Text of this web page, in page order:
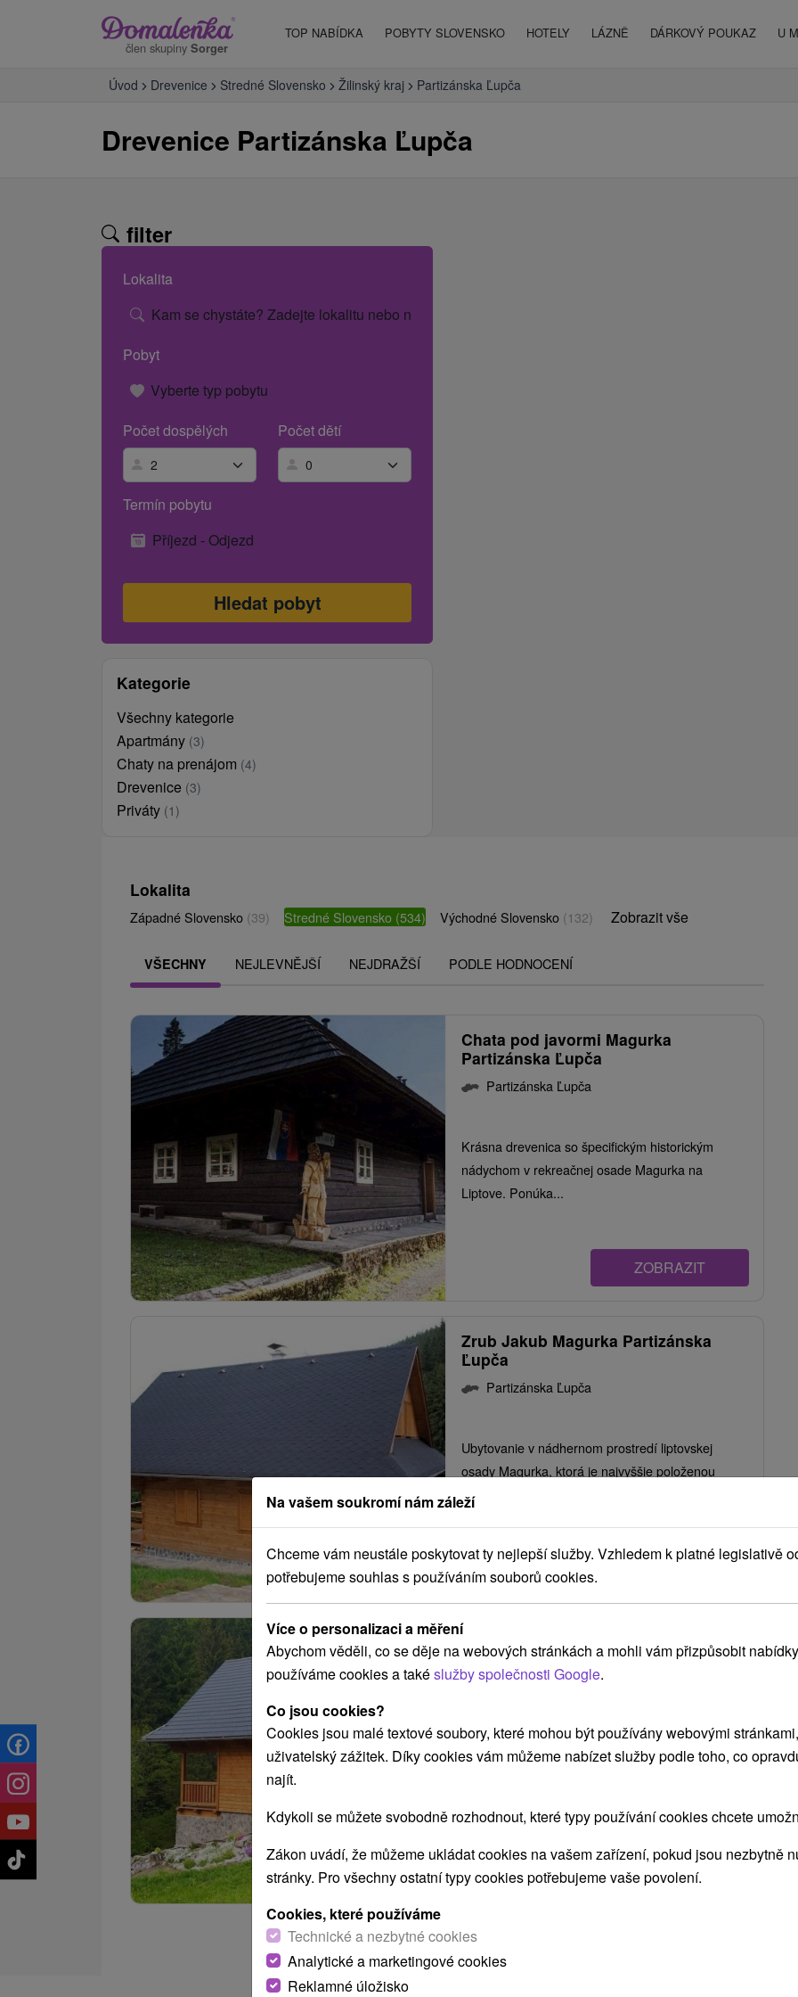
člen skupiny Sorger
TOP NABÍDKA POBYTY SLOVENSKO HOTELY LÁZNĚ DÁRKOVÝ POUKAZ U
Úvod Drevenice Stredné Slovensko Žilinský kraj Partizánska Ľupča
Drevenice Partizánska Ľupča
filter
Lokalita
Kam se chystáte? Zadejte lokalitu nebo název hotelu.
Pobyt
Vyberte typ pobytu
Počet dospělých
Počet dětí
Termín pobytu
Příjezd - Odjezd
Kategorie
Všechny kategorie
Apartmány (3)
Chaty na prenájom (4)
Drevenice (3)
Priváty (1)
Lokalita
Západné Slovensko (39) Stredné Slovensko (534) Východné Slovensko (132) Zobrazit vše
VŠECHNY NEJLEVNĚJŠÍ NEJDRAŽŠÍ PODLE HODNOCENÍ
Chata pod javormi Magurka
Partizánska Ľupča
Partizánska Ľupča
Krásna drevenica so špecifickým historickým
nádychom v rekreačnej osade Magurka na
Liptove. Ponúka...
ZOBRAZIT
Zrub Jakub Magurka Partizánska
Ľupča
Partizánska Ľupča
Ubytovanie v nádhernom prostredí liptovskej
osady Magurka, ktorá je najvyššie položenou
horskou osadou na...
ZOBRAZIT
Chata Katka Partizánska Ľupča
Partizánska Ľupča
Ubytovanie v malebnom prostredí rekreačnej
osady Magurka, prislúchajúcej k obci Partizánska
ZOBRAZIT
Na vašem soukromí nám záleží
Chceme vám neustále poskytovat ty nejlepší služby. Vzhledem k platné legislativě
potřebujeme souhlas s používáním souborů cookies.
Více o personalizaci a měření
Abychom věděli, co se děje na webových stránkách a mohli vám přizpůsobit
používáme cookies a takéslužby společnosti Google.
Co jsou cookies?
Cookies jsou malé textové soubory, které mohou být používány webovými
uživatelský zážitek. Díky cookies vám můžeme nabízet služby podle toho, co
najít.
Kdykoli se můžete svobodně rozhodnout, které typy používání cookies chcete
Zákon uvádí, že můžeme ukládat cookies na vašem zařízení, pokud jsou nezbytně
stránky. Pro všechny ostatní typy cookies potřebujeme vaše povolení.
Cookies, které používáme
Technické a nezbytné cookies
Analytické a marketingové cookies
Reklamné úložisko